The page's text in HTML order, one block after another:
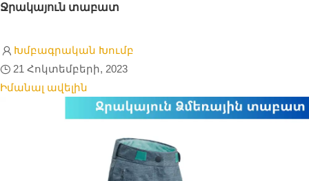
Ջրակայուն տաբատ
Խմբագրական Խումբ
21 Հոկտեմբերի, 2023
Իմանալ ավելին